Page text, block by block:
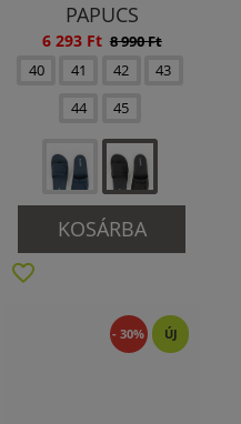
PAPUCS
6 293 Ft 8 990 Ft
40
41 42
43
44
45
KOSÁRBA
- 30% ÚJ